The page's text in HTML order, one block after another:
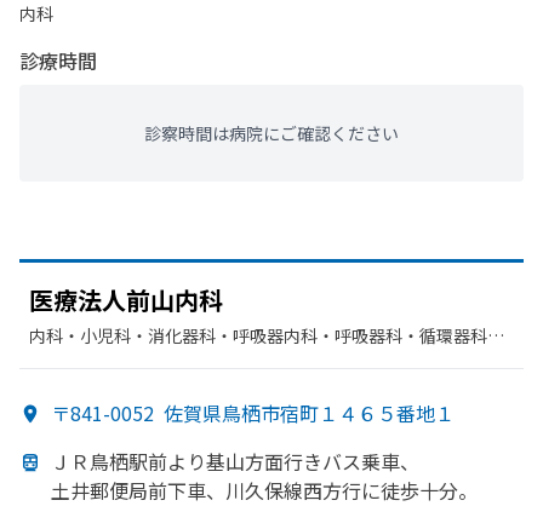
内科
診療時間
診察時間は病院にご確認ください
医療法人前山内科
内科・​小児科・​消化器科・​呼吸器内科・​呼吸器科・​循環器科・​
〒841-0052 佐賀県鳥栖市宿町１４６５番地１
ＪＲ鳥栖駅前より基山方面行きバス乗車、
土井郵便局前下車、 川久保線西方行に徒歩十分。